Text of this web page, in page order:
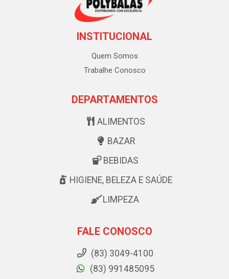
INSTITUCIONAL
Quem Somos
Trabalhe Conosco
DEPARTAMENTOS
ALIMENTOS
BAZAR
BEBIDAS
HIGIENE, BELEZA E SAÚDE
LIMPEZA
FALE CONOSCO
(83) 3049-4100
(83) 991485095